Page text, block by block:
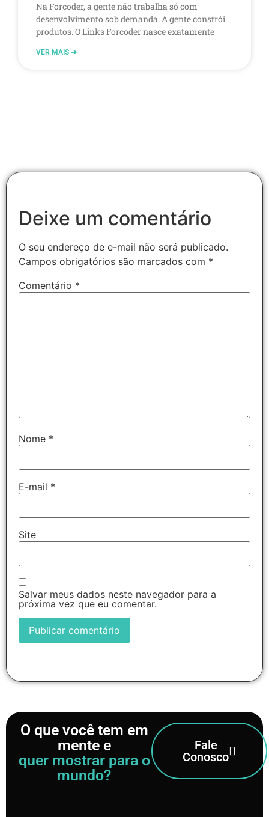
Na Forcoder, a gente não trabalha só com
desenvolvimento sob demanda. A gente constrói
produtos. O Links Forcoder nasce exatamente
VER MAIS ➔
Deixe um comentário
O seu endereço de e-mail não será publicado.
Campos obrigatórios são marcados com *
Comentário *
Nome *
E-mail *
Site
Salvar meus dados neste navegador para a
próxima vez que eu comentar.
O que você tem em
mente e
quer mostrar para o
mundo?
Fale
Conosco